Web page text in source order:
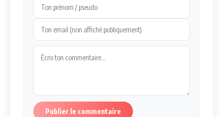
Publier le commentaire